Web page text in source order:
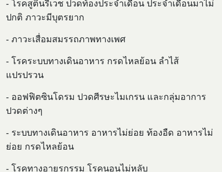
- โรคสูตินรีเวช ปวดท้องประจำเดือน ประจำเดือนมาไม่
ปกติ ภาวะมีบุตรยาก
- ภาวะเสื่อมสมรรถภาพทางเพศ
- โรคระบบทางเดินอาหาร กรดไหลย้อน ลำไส้
แปรปรวน
- ออฟฟิตซินโดรม ปวดศีรษะไมเกรน และกลุ่มอาการ
ปวดต่างๆ
- ระบบทางเดินอาหาร อาหารไม่ย่อย ท้องอืด อาหารไม่
ย่อย กรดไหลย้อน
- โรคทางอายุรกรรม โรคนอนไม่หลับ